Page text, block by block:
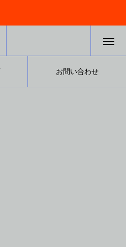
お問い合わせ